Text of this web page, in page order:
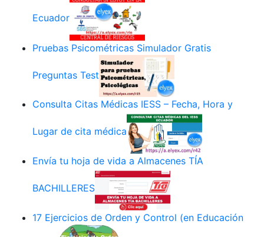
Ecuador
Pruebas Psicométricas Simulador Gratis
Preguntas Test
Consulta Citas Médicas IESS – Fecha, Hora y
Lugar de cita médica
Envía tu hoja de vida a Almacenes TÍA
BACHILLERES
17 Ejercicios de Orden y Control (en Educación